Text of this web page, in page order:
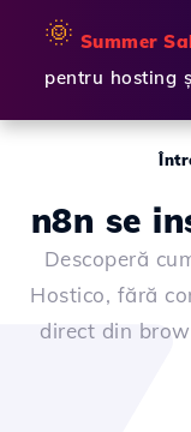
🌞 Summer
pentru hosting
n8n se
Descoperă
Hostico, fără
direct din